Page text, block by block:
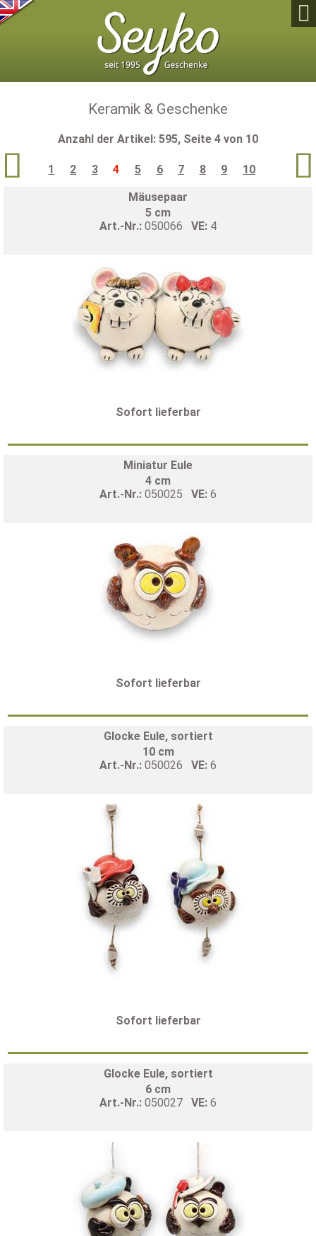

Keramik & Geschenke
Anzahl der Artikel: 595, Seite 4 von 10
1 2 3 4 5 6 7 8 9 10
 
Mäusepaar
5 cm
Art.-Nr.: 050066 VE: 4
Sofort lieferbar
Miniatur Eule
4 cm
Art.-Nr.: 050025 VE: 6
Sofort lieferbar
Glocke Eule, sortiert
10 cm
Art.-Nr.: 050026 VE: 6
Sofort lieferbar
Glocke Eule, sortiert
6 cm
Art.-Nr.: 050027 VE: 6